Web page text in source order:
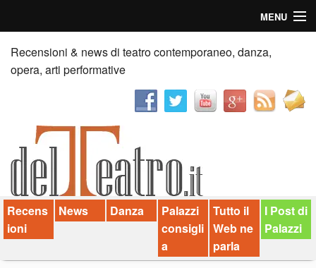
MENU
Home
Recensioni
News
Palazzi consiglia
Video
Chi siamo
Recensioni & news di teatro contemporaneo, danza,
opera, arti performative
Recens
ioni
News Danza
Palazzi
consigli
a
Tutto il
Web ne
parla
I Post di
Palazzi